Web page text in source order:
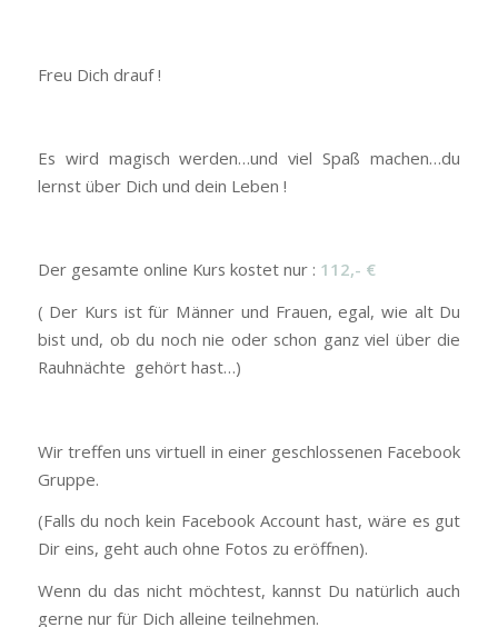
Freu Dich drauf !
Es wird magisch werden…und viel Spaß machen…du
lernst über Dich und dein Leben !
Der gesamte online Kurs kostet nur : 112,- €
( Der Kurs ist für Männer und Frauen, egal, wie alt Du
bist und, ob du noch nie oder schon ganz viel über die
Rauhnächte gehört hast…)
Wir treffen uns virtuell in einer geschlossenen Facebook
Gruppe.
(Falls du noch kein Facebook Account hast, wäre es gut
Dir eins, geht auch ohne Fotos zu eröffnen).
Wenn du das nicht möchtest, kannst Du natürlich auch
gerne nur für Dich alleine teilnehmen.